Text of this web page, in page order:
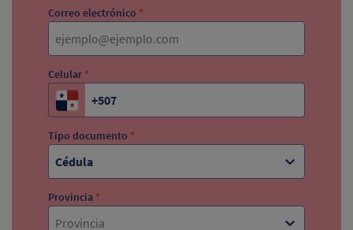
Correo electrónico *
Celular *
Tipo documento *
Cédula
Provincia *
Provincia